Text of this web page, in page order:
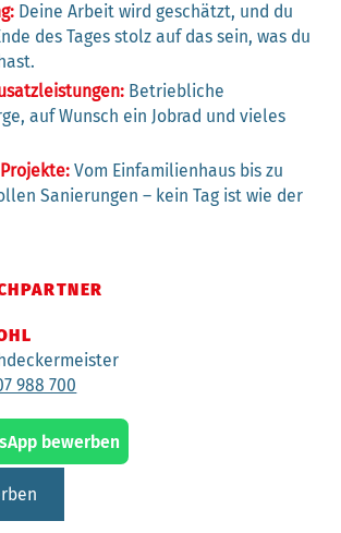
Deine Arbeit wird geschätzt, und du
des Tages stolz auf das sein, was du
Betriebliche
auf Wunsch ein Jobrad und vieles
Vom Einfamilienhaus bis zu
Sanierungen – kein Tag ist wie der
988 700
bewerben